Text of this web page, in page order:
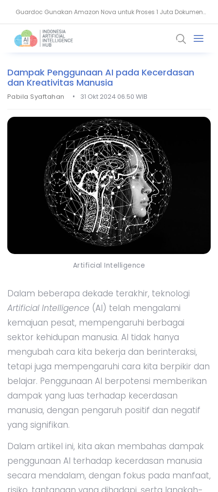
Guardoc Gunakan Amazon Nova untuk Proses 1 Juta Dokumen
Agentic Hospital, Strategi Salesforce Ubah Layanan Kesehatan
Dampak Penggunaan AI pada Kecerdasan
dan Kreativitas Manusia
Pabila Syaftahan • 31 Okt 2024 06.50 WIB
Artificial Intelligence
Dalam beberapa dekade terakhir, teknologi
Artificial Intelligence (AI) telah mengalami
kemajuan pesat, mempengaruhi berbagai
sektor kehidupan manusia. AI tidak hanya
mengubah cara kita bekerja dan berinteraksi,
tetapi juga mempengaruhi cara kita berpikir dan
belajar. Penggunaan AI berpotensi memberikan
dampak yang luas terhadap kecerdasan
manusia, dengan pengaruh positif dan negatif
yang signifikan.
Dalam artikel ini, kita akan membahas dampak
penggunaan AI terhadap kecerdasan manusia
secara mendalam, dengan fokus pada manfaat,